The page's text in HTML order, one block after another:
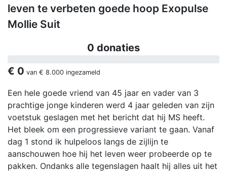
leven te verbeten goede hoop Exopulse
Mollie Suit
0 donaties
€ 0 van € 8.000 ingezameld
Een hele goede vriend van 45 jaar en vader van 3
prachtige jonge kinderen werd 4 jaar geleden van zijn
voetstuk geslagen met het bericht dat hij MS heeft.
Het bleek om een progressieve variant te gaan. Vanaf
dag 1 stond ik hulpeloos langs de zijlijn te
aanschouwen hoe hij het leven weer probeerde op te
pakken. Ondanks alle tegenslagen haalt hij alles uit het